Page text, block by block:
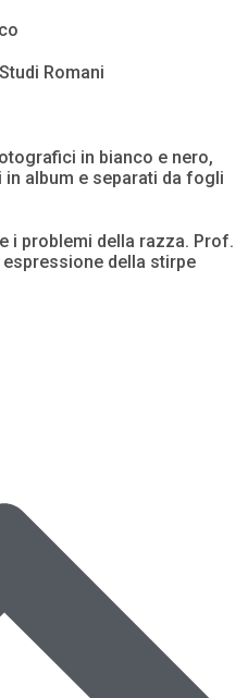
Romani
in bianco e nero,
album e separati da fogli
i problemi della razza. Prof.
espressione della stirpe